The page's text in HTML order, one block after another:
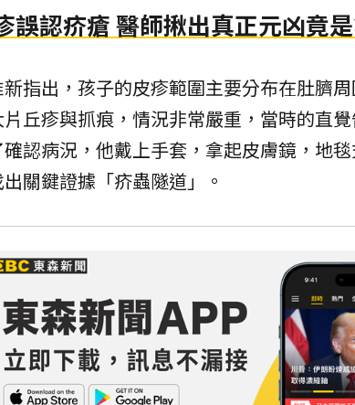
誤認疥瘡 醫師揪出真正元凶竟
新指出，孩子的皮疹範圍主要分布在肚臍
丘疹與抓痕，情況非常嚴重，當時的直
確認病況，他戴上手套，拿起皮膚鏡，地
關鍵證據「疥蟲隧道」。